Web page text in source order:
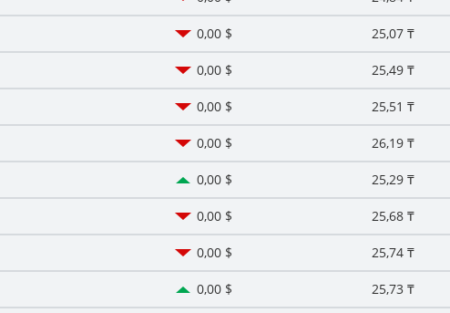
0,00 $ 25,07 ₸
0,00 $ 25,49 ₸
0,00 $ 25,51 ₸
0,00 $ 26,19 ₸
0,00 $ 25,29 ₸
0,00 $ 25,68 ₸
0,00 $ 25,74 ₸
0,00 $ 25,73 ₸